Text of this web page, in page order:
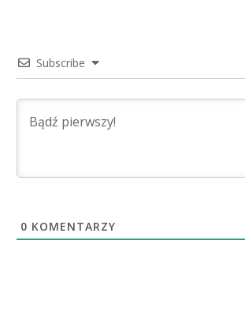
Subscribe
0 KOMENTARZY